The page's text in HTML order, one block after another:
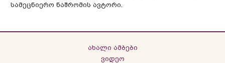
სამეცნიერო ნაშრომის ავტორი.
ახალი ამბები
ვიდეო